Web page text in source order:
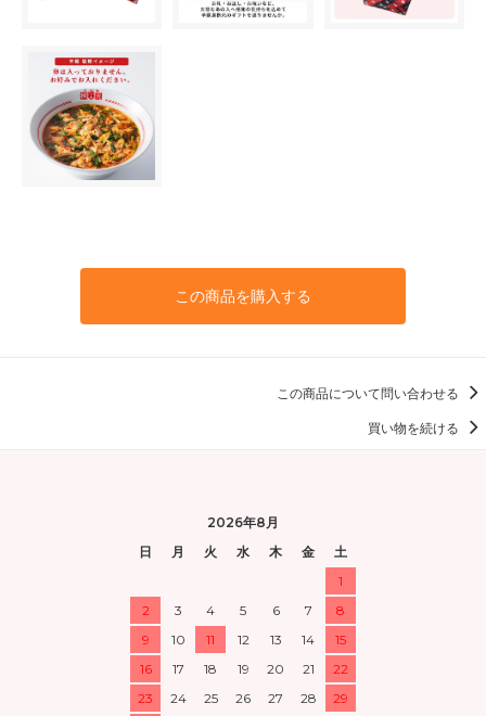
この商品を購入する
この商品について問い合わせる
買い物を続ける
2026年8月
日
月 火 水 木 金
土
1
2
3 4 5 6 7
8
9
10 11 12 13 14
15
16
17 18 19 20 21
22
23
24 25 26 27 28
29